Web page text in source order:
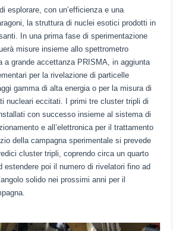
esplorare, con un’efficienza e una
la struttura di nuclei esotici prodotti in
In una prima fase di sperimentazione
misure insieme allo spettrometro
a grande accettanza PRISMA, in aggiunta
per la rivelazione di particelle
gamma di alta energia o per la misura di
nucleari eccitati. I primi tre cluster tripli di
con successo insieme al sistema di
e all’elettronica per il trattamento
della campagna sperimentale si prevede
cluster tripli, coprendo circa un quarto
estendere poi il numero di rivelatori fino ad
solido nei prossimi anni per il